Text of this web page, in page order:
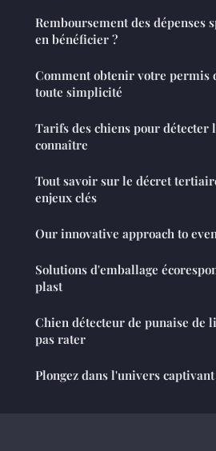
Remboursement des dépenses
en bénéficier ?
Comment obtenir votre permis
toute simplicité
Tarifs des chiens pour détecter
connaître
Tout savoir sur le décret
enjeux clés
Our innovative approach to
Solutions d'emballage
plast
Chien détecteur de punaise de
pas rater
Plongez dans l'univers